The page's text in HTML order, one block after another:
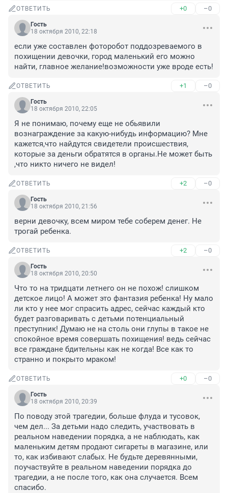
ОТВЕТИТЬ +0 –0
Гость
18 октября 2010, 22:18
если уже составлен фоторобот поддозреваемого в
похищении девочки, город маленький его можно
найти, главное желание!возможности уже вроде есть!
ОТВЕТИТЬ +1 –0
Гость
18 октября 2010, 22:05
Я не понимаю, почему еще не обьявили
вознаграждение за какую-нибудь информацию? Мне
кажется,что найдутся свидетели происшествия,
которые за деньги обратятся в органы.Не может быть
,что никто ничего не видел!
ОТВЕТИТЬ +2 –0
Гость
18 октября 2010, 21:56
верни девочку, всем миром тебе соберем денег. Не
трогай ребенка.
ОТВЕТИТЬ +2 –0
Гость
18 октября 2010, 20:50
Что то на тридцати летнего он не похож! слишком
детское лицо! А может это фантазия ребенка! Ну мало
ли кто у нее мог спрасить адрес, сейчас каждый кто
будет разговаривать с детьми потенциальный
преступник! Думаю не на столь они глупы в такое не
спокойное время совершать похищения! ведь сейчас
все граждане бдительны как не когда! Все как то
странно и покрыто мраком!
ОТВЕТИТЬ +0 –0
Гость
18 октября 2010, 20:39
По поводу этой трагедии, больше флуда и тусовок,
чем дел... За детьми надо следить, участвовать в
реальном наведении порядка, а не наблюдать, как
маленьким детям продают сигареты в магазине, или
то, как избивают слабых. Не будьте деревянными,
поучаствуйте в реальном наведении порядка до
трагедии, а не после того, как она случается. Всем
спасибо.